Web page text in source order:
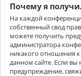
Почему я
На каждой
собственный свод
можете получить
администратора
никакого отношения
данном сайте. Если вы
предупреждение,